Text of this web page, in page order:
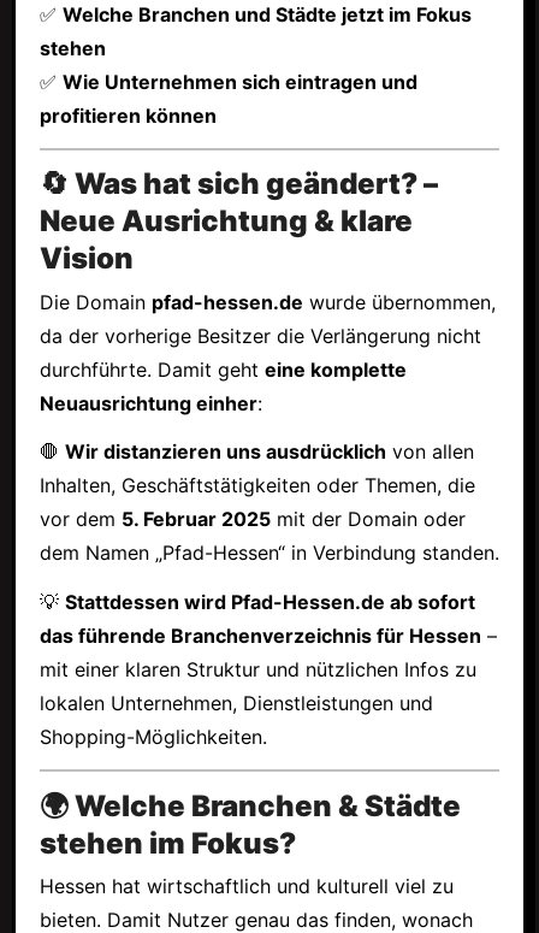
✅ Welche Branchen und Städte jetzt im Fokus
stehen
✅ Wie Unternehmen sich eintragen und
profitieren können
🔄 Was hat sich geändert? –
Neue Ausrichtung & klare
Vision
Die Domain pfad-hessen.de wurde übernommen,
da der vorherige Besitzer die Verlängerung nicht
durchführte. Damit geht eine komplette
Neuausrichtung einher:
🛑 Wir distanzieren uns ausdrücklich von allen
Inhalten, Geschäftstätigkeiten oder Themen, die
vor dem 5. Februar 2025mit der Domain oder
dem Namen „Pfad-Hessen“ in Verbindung standen.
💡 Stattdessen wird Pfad-Hessen.de ab sofort
das führende Branchenverzeichnis für Hessen –
mit einer klaren Struktur und nützlichen Infos zu
lokalen Unternehmen, Dienstleistungen und
Shopping-Möglichkeiten.
🌍 Welche Branchen & Städte
stehen im Fokus?
Hessen hat wirtschaftlich und kulturell viel zu
bieten. Damit Nutzer genau das finden, wonach